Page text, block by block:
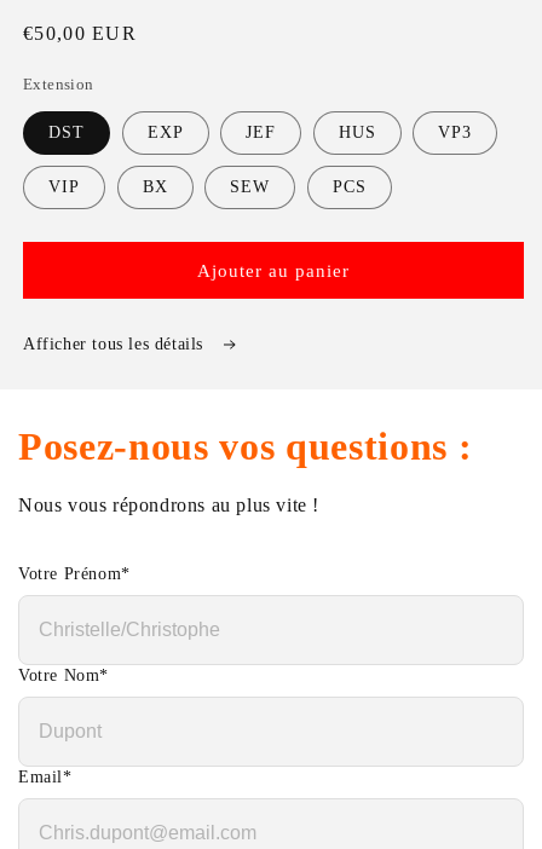
Prix
€50,00 EUR
Extension
DST EXP JEF HUS VP3
VIP BX SEW PCS
Ajouter au panier
Afficher tous les détails
Posez-nous vos questions :
Nous vous répondrons au plus vite !
Votre Prénom*
Votre Nom*
Email*